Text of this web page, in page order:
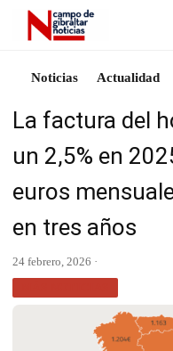
Noticias Actualidad
La factura del
un 2,5% en
euros
en tres años
24 febrero, 2026 ·